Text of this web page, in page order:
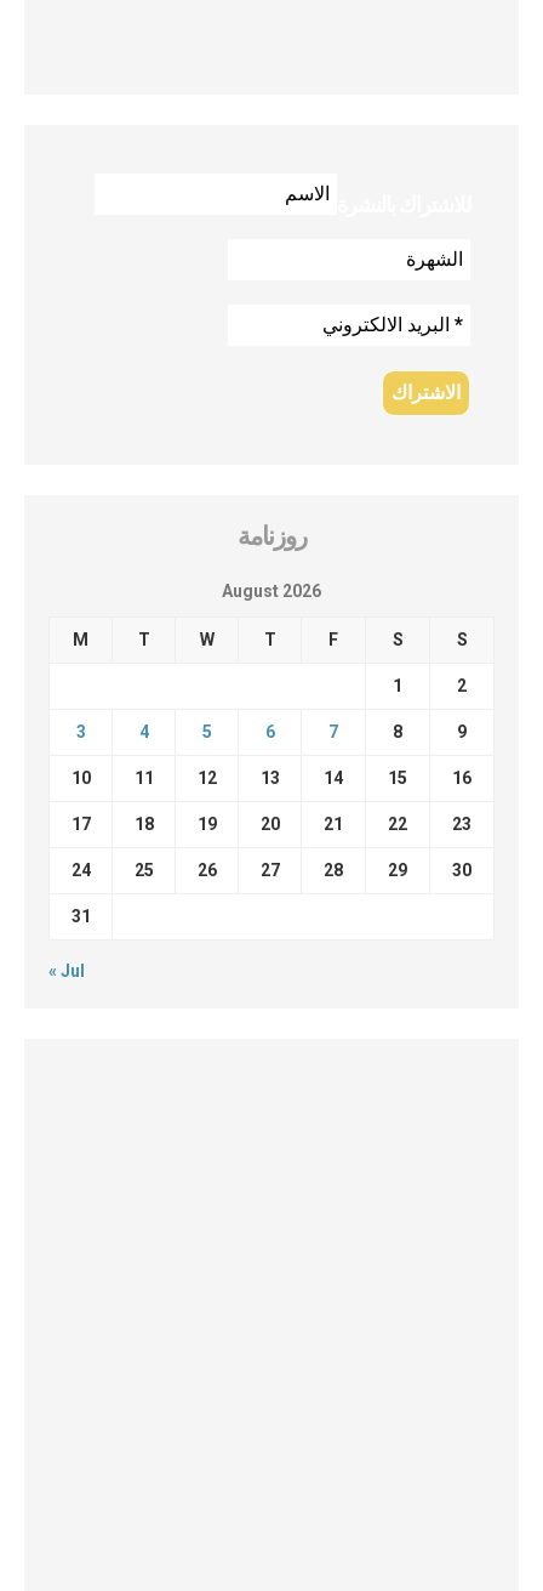
روزنامة
August 2026
M T W T F S S
1 2
3 4 5 6 7 8 9
10 11 12 13 14 15 16
17 18 19 20 21 22 23
24 25 26 27 28 29 30
31
« Jul